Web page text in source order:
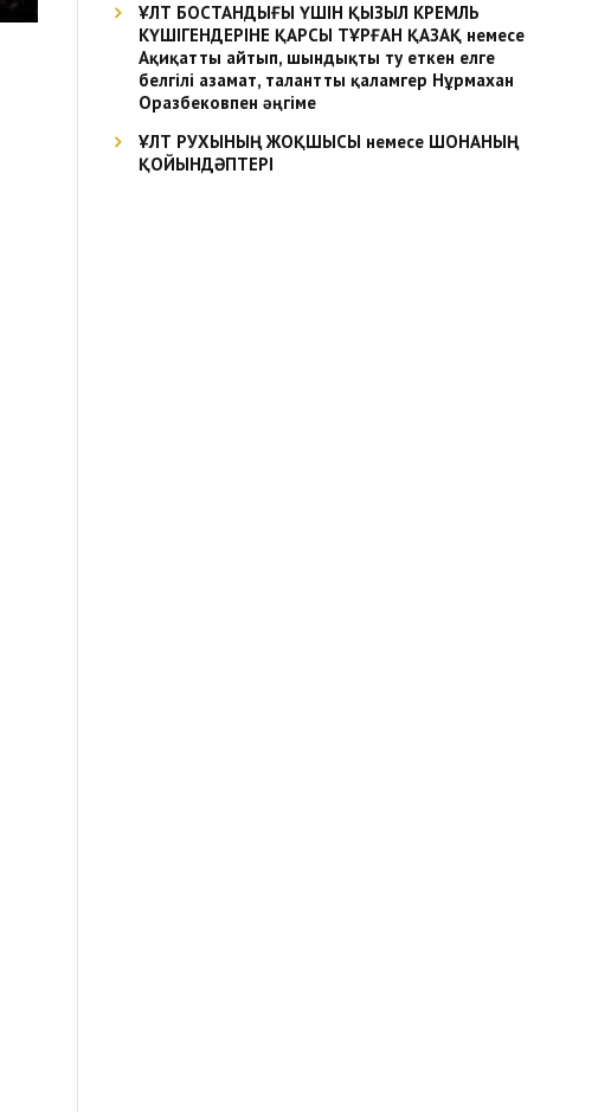
ҰЛТ БОСТАНДЫҒЫ ҮШІН ҚЫЗЫЛ КРЕМЛЬ
КҮШІГЕНДЕРІНЕ ҚАРСЫ ТҰРҒАН ҚАЗАҚ немесе
Ақиқатты айтып, шындықты ту еткен елге
белгілі азамат, талантты қаламгер Нұрмахан
Оразбековпен әңгіме
ҰЛТ РУХЫНЫҢ ЖОҚШЫСЫ немесе ШОНАНЫҢ
ҚОЙЫНДӘПТЕРІ